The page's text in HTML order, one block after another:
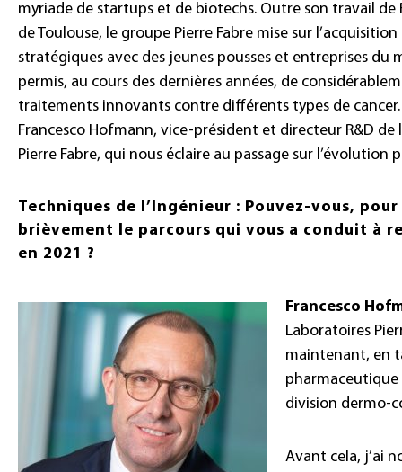
myriade de startups et de biotechs. Outre son travail de
de Toulouse, le groupe Pierre Fabre mise sur
stratégiques avec des jeunes pousses et entreprises du
permis, au cours des dernières années, de
traitements innovants contre différents types de cancer.
Francesco Hofmann, vice-président et directeur R&D
Pierre Fabre, qui nous éclaire au passage sur l’évolution
Techniques de l’Ingénieur : Pouvez-vous,
brièvement le parcours qui vous a conduit à
en 2021 ?
Francesco
Laboratoires
maintenant, en
division dermo-
Avant cela, j’ai